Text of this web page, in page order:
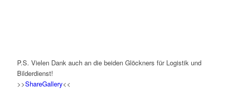
P.S. Vielen Dank auch an die beiden Glöckners für Logistik und
Bilderdienst!
>>ShareGallery<<